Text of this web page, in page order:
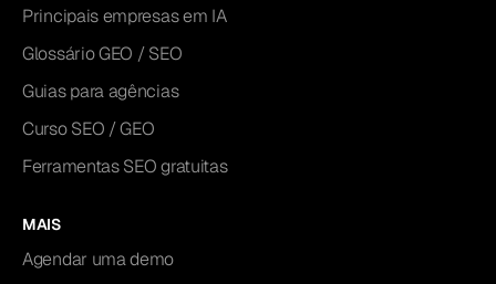
Principais empresas em IA
Glossário GEO / SEO
Guias para agências
Curso SEO / GEO
Ferramentas SEO gratuitas
MAIS
Agendar uma demo